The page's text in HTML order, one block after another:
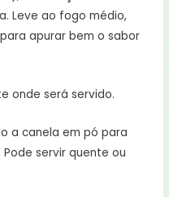
Leve ao fogo médio,
apurar bem o sabor
onde será servido.
a canela em pó para
servir quente ou